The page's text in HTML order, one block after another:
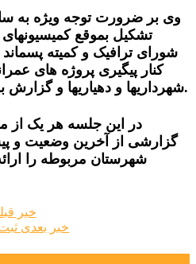
وی بر ضرورت توجه ویژه به
تشکیل بموقع کمیسیونهای
شورای ترافیک و کمیته
کنار پیگیری پروژه های
شهرداریها و دهیاریها و گزارش بموقع آن مورد انتظار است.
در این جلسه هر یک از
گزارشی از آخرین وضعیت و
شهرستان مربوطه را ارائه
خبر
خبر بعدی